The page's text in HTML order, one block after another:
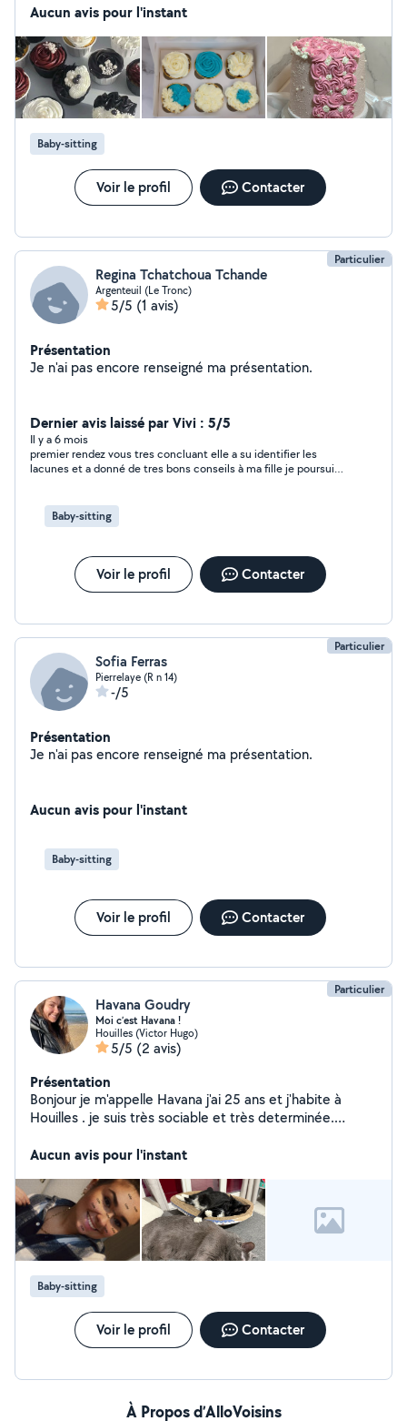
pensée avec soin pour embellir vos moments les plus
niques chics, repas familiaux ou professionnels et plus
encore. Cupcakes délicats, number cakes modernes,
layer cakes tout en volume. Une signature gourmande
et élégante en Île-de-France. Polyvalente, je suis
également douée et disponible pour l'aide à la personne
: Babysitting, livraison de courses, aide démarche
administrative etc.
Aucun avis pour l'instant
Baby-sitting
Voir le profil Contacter
Particulier
Regina Tchatchoua Tchande
Argenteuil (Le Tronc)
5/5 (1 avis)
Présentation
Je n'ai pas encore renseigné ma présentation.
Dernier avis laissé par Vivi : 5/5
Il y a 6 mois
premier rendez vous tres concluant elle a su identifier les
lacunes et a donné de tres bons conseils à ma fille je poursuis
Baby-sitting
Voir le profil Contacter
Particulier
Sofia Ferras
Pierrelaye (R n 14)
-/5
Présentation
Je n'ai pas encore renseigné ma présentation.
Aucun avis pour l'instant
Baby-sitting
Voir le profil Contacter
Particulier
Havana Goudry
Moi c’est Havana !
Houilles (Victor Hugo)
5/5 (2 avis)
Présentation
Bonjour je m'appelle Havana j'ai 25 ans et j'habite à
Houilles . je suis très sociable et très determinée.
enfance . Je travaille en crèche municipale Tout les soir
Aucun avis pour l'instant
Baby-sitting
Voir le profil Contacter
À Propos d’AlloVoisins